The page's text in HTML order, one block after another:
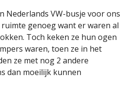
Nederlands VW-busje voor ons
genoeg want er waren al
Toch keken ze hun ogen
waren, toen ze in het
ze met nog 2 andere
dan moeilijk kunnen